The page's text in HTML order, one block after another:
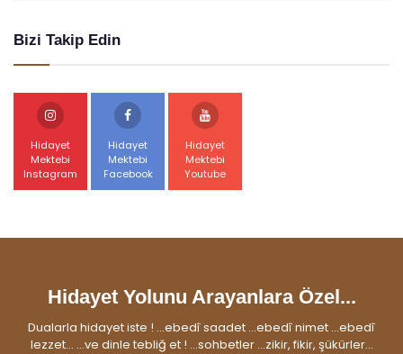
Bizi Takip Edin
Hidayet
Mektebi
Instagram
Hidayet
Mektebi
Facebook
Hidayet
Mektebi
Youtube
Hidayet Yolunu Arayanlara Özel...
Dualarla hidayet iste ! ...ebedî saadet ...ebedî nimet ...ebedî
lezzet... ...ve dinle tebliğ et ! ...sohbetler ...zikir, fikir, şükürler...